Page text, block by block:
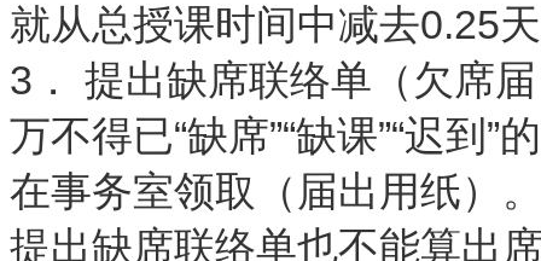
就从总授课时间中减去0.25
3． 提出缺席联络单（欠席
万不得已“缺席”“缺课”“迟到
在事务室领取（届出用纸）
提出缺席联络单也不能算出